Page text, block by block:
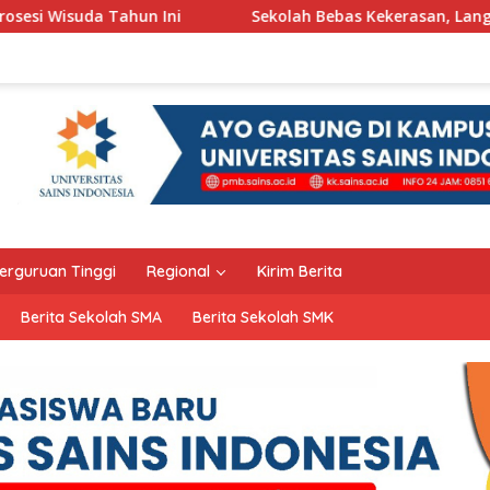
Sekolah Bebas Kekerasan, Langkah Pemkot Kediri
Tinggi Regional Kirim Berita
Berita Sekolah SMA Berita Sekolah SMK